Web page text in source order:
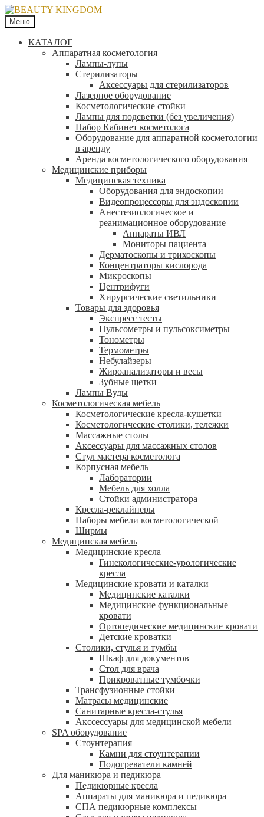
Меню
КАТАЛОГ
Аппаратная косметология
Лампы-лупы
Стерилизаторы
Аксессуары для стерилизаторов
Лазерное оборудование
Косметологические стойки
Лампы для подсветки (без увеличения)
Набор Кабинет косметолога
Оборудование для аппаратной косметологии
в аренду
Аренда косметологического оборудования
Медицинские приборы
Медицинская техника
Оборудования для эндоскопии
Видеопроцессоры для эндоскопии
Анестезиологическое и
реанимационное оборудование
Аппараты ИВЛ
Мониторы пациента
Дерматоскопы и трихоскопы
Концентраторы кислорода
Микроскопы
Центрифуги
Xирургические светильники
Товары для здоровья
Экспресс тесты
Пульсометры и пульсоксиметры
Тонометры
Термометры
Небулайзеры
Жироанализаторы и весы
Зубные щетки
Лампы Вуды
Косметологическая мебель
Косметологические кресла-кушетки
Косметологические столики, тележки
Массажные столы
Аксессуары для массажных столов
Стул мастера косметолога
Корпусная мебель
Лаборатории
Мебель для холла
Стойки администратора
Кресла-реклайнеры
Наборы мебели косметологической
Ширмы
Медицинская мебель
Медицинские кресла
Гинекологические-урологические
кресла
Медицинские кровати и каталки
Медицинские каталки
Медицинские функциональные
кровати
Ортопедические медицинские кровати
Детские кроватки
Столики, стулья и тумбы
Шкаф для документов
Стол для врача
Прикроватные тумбочки
Трансфузионные стойки
Матрасы медицинские
Санитарные кресла-стулья
Акссессуары для медицинской мебели
SPA оборудование
Стоунтерапия
Камни для стоунтерапии
Подогреватели камней
Для маникюра и педикюра
Педикюрные кресла
Аппараты для маникюра и педикюра
СПА педикюрные комплексы